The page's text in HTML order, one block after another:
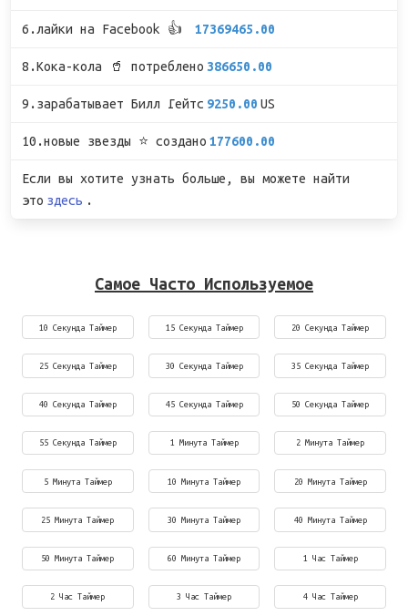
6.лайки на Facebook 👍 17369465.00
8.Кока-кола 🥤 потреблено 386650.00
9.зарабатывает Билл Гейтс 9250.00 US
10.новые звезды ⭐ создано 177600.00
Если вы хотите узнать больше, вы можете найти
это здесь .
Самое Часто Используемое
10 Секунда Таймер 15 Секунда Таймер 20 Секунда Таймер
25 Секунда Таймер 30 Секунда Таймер 35 Секунда Таймер
40 Секунда Таймер 45 Секунда Таймер 50 Секунда Таймер
55 Секунда Таймер 1 Минута Таймер 2 Минута Таймер
5 Минута Таймер 10 Минута Таймер 20 Минута Таймер
25 Минута Таймер 30 Минута Таймер 40 Минута Таймер
50 Минута Таймер 60 Минута Таймер 1 Час Таймер
2 Час Таймер 3 Час Таймер 4 Час Таймер